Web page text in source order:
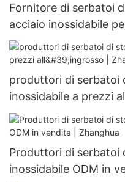
Fornitore di serbatoi
acciaio inossidabile
produttori di serbatoi
inossidabile a prezzi
Produttori di serbatoi
inossidabile ODM in